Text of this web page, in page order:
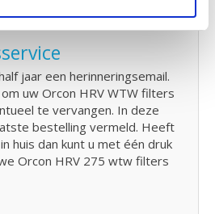
jaar een herinneringsemail.
uw Orcon HRV WTW filters
te vervangen. In deze
bestelling vermeld. Heeft
huis dan kunt u met één druk
Orcon HRV 275 wtw filters